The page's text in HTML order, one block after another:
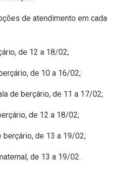
de atendimento em cada
de 12 a 18/02;
de 10 a 16/02;
de berçário, de 11 a 17/02;
de 12 a 18/02;
de 13 a 19/02;
de 13 a 19/02.